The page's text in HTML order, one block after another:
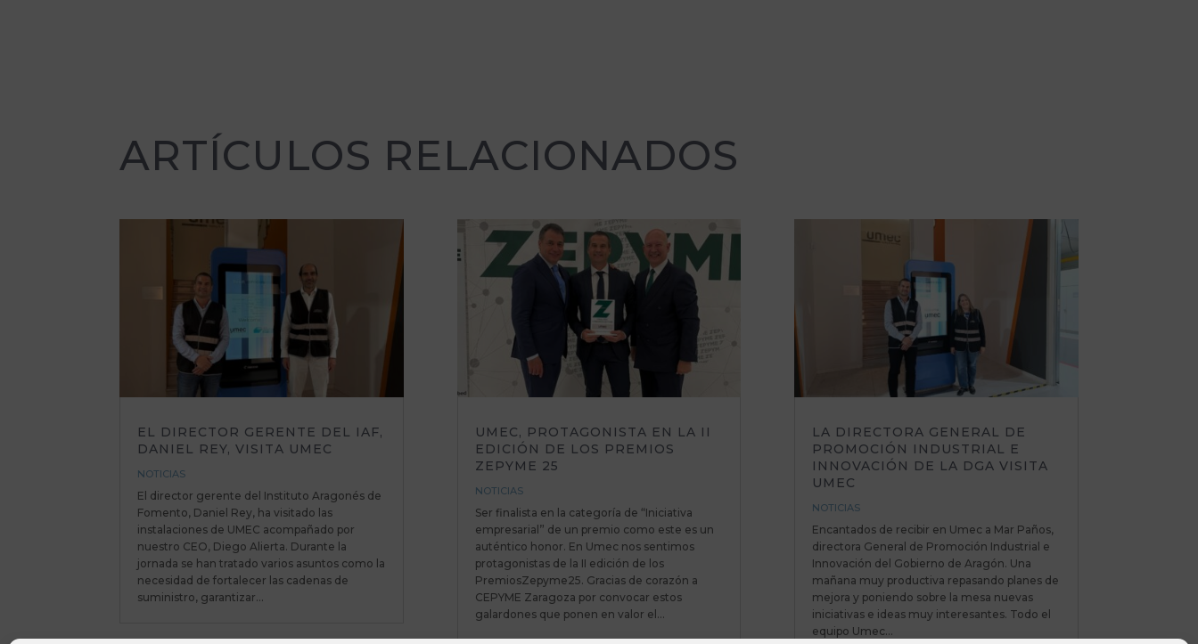
ARTÍCULOS RELACIONADOS
EL DIRECTOR GERENTE DEL IAF,
DANIEL REY, VISITA UMEC
NOTICIAS
El director gerente del Instituto Aragonés de
Fomento, Daniel Rey, ha visitado las
instalaciones de UMEC acompañado por
nuestro CEO, Diego Alierta. Durante la
jornada se han tratado varios asuntos como la
necesidad de fortalecer las cadenas de
suministro, garantizar...
UMEC, PROTAGONISTA EN LA II
EDICIÓN DE LOS PREMIOS
ZEPYME 25
NOTICIAS
Ser finalista en la categoría de “Iniciativa
empresarial” de un premio como este es un
auténtico honor. En Umec nos sentimos
protagonistas de la II edición de los
PremiosZepyme25. Gracias de corazón a
CEPYME Zaragoza por convocar estos
galardones que ponen en valor el...
LA DIRECTORA GENERAL DE
PROMOCIÓN INDUSTRIAL E
INNOVACIÓN DE LA DGA VISITA
UMEC
NOTICIAS
Encantados de recibir en Umec a Mar Paños,
directora General de Promoción Industrial e
Innovación del Gobierno de Aragón. Una
mañana muy productiva repasando planes de
mejora y poniendo sobre la mesa nuevas
iniciativas e ideas muy interesantes. Todo el
equipo Umec...